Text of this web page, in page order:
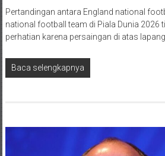
Pertandingan antara England national
national football team di Piala Dunia 2026
perhatian karena persaingan di atas
Baca selengkapnya